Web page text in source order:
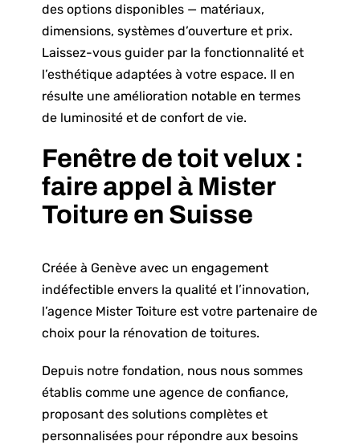
des options disponibles — matériaux,
dimensions, systèmes d’ouverture et prix.
Laissez-vous guider par la fonctionnalité et
l’esthétique adaptées à votre espace. Il en
résulte une amélioration notable en termes
de luminosité et de confort de vie.
Fenêtre de toit velux :
faire appel à Mister
Toiture en Suisse
Créée à Genève avec un engagement
indéfectible envers la qualité et l’innovation,
l’agence Mister Toiture est votre partenaire de
choix pour la rénovation de toitures.
Depuis notre fondation, nous nous sommes
établis comme une agence de confiance,
proposant des solutions complètes et
personnalisées pour répondre aux besoins